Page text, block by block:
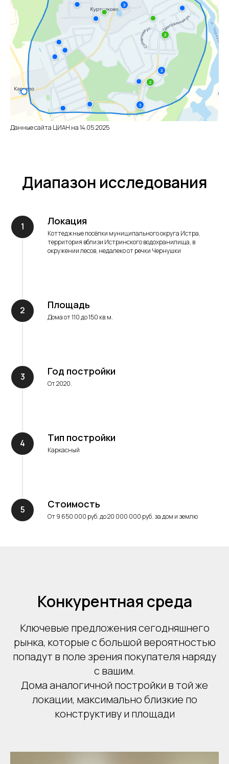
Данные сайта ЦИАН на 14.05.2025
Диапазон исследования
Локация
Коттеджные посёлки муниципального округа Истра,
территория вблизи Истринского водохранилища, в
окружении лесов, недалеко от речки Чернушки
Площадь
Дома от 110 до 150 кв.м.
Год постройки
От 2020.
Тип постройки
Каркасный
Стоимость
От 9 650 000 руб. до 20 000 000 руб. за дом и землю
Конкурентная среда
Ключевые предложения сегодняшнего
рынка, которые с большой вероятностью
попадут в поле зрения покупателя наряду
с вашим.
Дома аналогичной постройки в той же
локации, максимально близкие по
конструктиву и площади